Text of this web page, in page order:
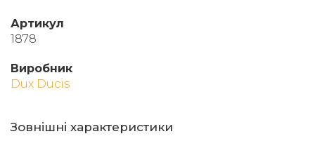
Артикул
1878
Виробник
Dux Ducis
Зовнішні характеристики